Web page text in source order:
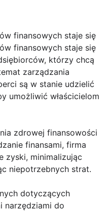
finansowych staje się
finansowych staje się
którzy chcą
zarządzania
są w stanie udzielić
umożliwić właścicielom
zdrowej finansowości
finansami, firma
zyski, minimalizując
niepotrzebnych strat.
dotyczących
narzędziami do